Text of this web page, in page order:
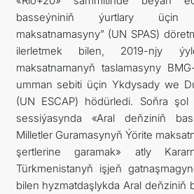
basseýniniň ýurtlary üçin
maksatnamasyny” (UN SPAS)
ilerletmek bilen, 2019-njy
maksatnamanyň taslamasyny
umman sebiti üçin Ykdysady we
(UN ESCAP) hödürledi. Soňra
sessiýasynda «Aral deňziniň
Milletler Guramasynyň Ýörite
şertlerine garamak» atly
Türkmenistanyň işjeň
bilen hyzmatdaşlykda Aral deňziniň